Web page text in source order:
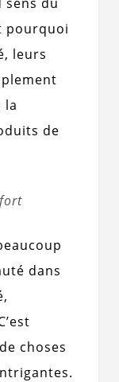
pourquoi
leurs
la
de
dans
choses